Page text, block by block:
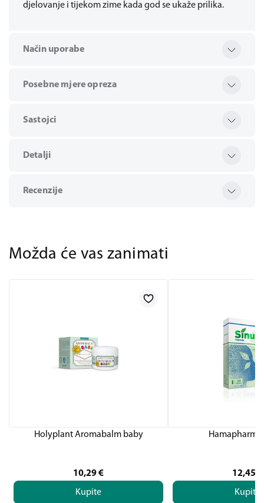
djelovanje i tijekom zime kada god se ukaže prilika.
Način uporabe
Posebne mjere opreza
Sastojci
Detalji
Recenzije
Možda će vas zanimati
Holyplant Aromabalm baby
10,29€
Kupite
Hamapharm
12,45
Kupite